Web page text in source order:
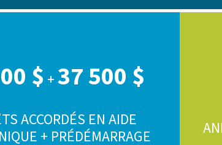
$ +37 500 $
ACCORDÉS EN AIDE
+ PRÉDÉMARRAGE